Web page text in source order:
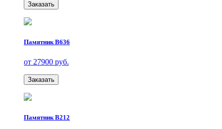
Заказать
Памятник В636
от 27900 руб.
Заказать
Памятник В212